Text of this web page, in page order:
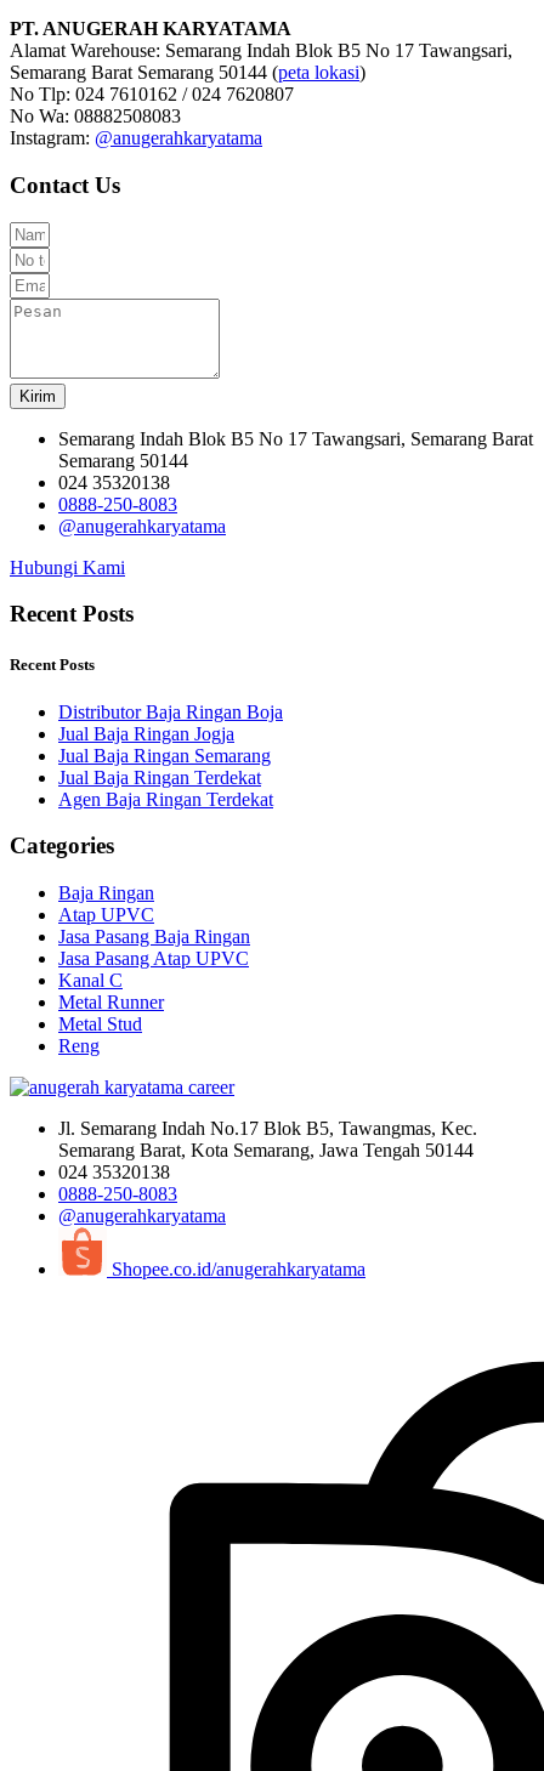
PT. ANUGERAH KARYATAMA
Alamat Warehouse: Semarang Indah Blok B5 No 17 Tawangsari,
Semarang Barat Semarang 50144 (peta lokasi)
No Tlp: 024 7610162 / 024 7620807
No Wa: 08882508083
Instagram: @anugerahkaryatama
Contact Us
Kirim
Semarang Indah Blok B5 No 17 Tawangsari, Semarang Barat
Semarang 50144
024 35320138
0888-250-8083
@anugerahkaryatama
Hubungi Kami
Recent Posts
Recent Posts
Distributor Baja Ringan Boja
Jual Baja Ringan Jogja
Jual Baja Ringan Semarang
Jual Baja Ringan Terdekat
Agen Baja Ringan Terdekat
Categories
Baja Ringan
Atap UPVC
Jasa Pasang Baja Ringan
Jasa Pasang Atap UPVC
Kanal C
Metal Runner
Metal Stud
Reng
Jl. Semarang Indah No.17 Blok B5, Tawangmas, Kec.
Semarang Barat, Kota Semarang, Jawa Tengah 50144
024 35320138
0888-250-8083
@anugerahkaryatama
Shopee.co.id/anugerahkaryatama